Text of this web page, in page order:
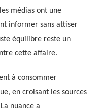
médias ont une
informer sans attiser
équilibre reste un
cette affaire.
à consommer
en croisant les sources
nuance a